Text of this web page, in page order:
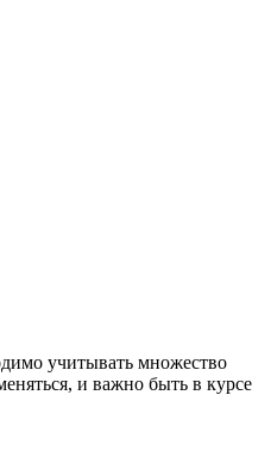
учитывать множество
и важно быть в курсе